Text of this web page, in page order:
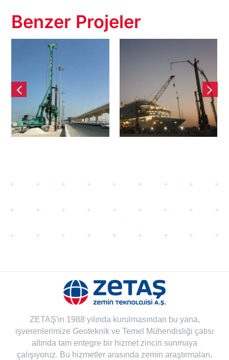
Benzer Projeler
Wakrah ve
Endüstriyel
Alan Otoyol
Projesi
Limanı –
Büyük
Terminal
Projesi
ZETAŞ'ın 1988 yılında kurulmasından bu yana,
işverenlerimize Geoteknik ve Temel Mühendisliği çatısı
altında tam entegre bir hizmet zinciri sunmaya
çalışıyoruz. Bu hizmetler arasında zemin araştırmaları,